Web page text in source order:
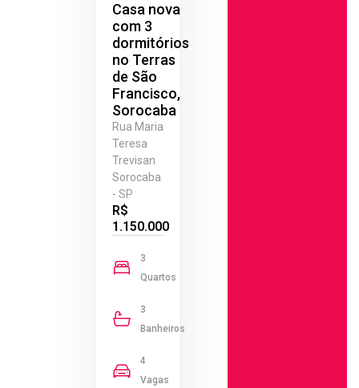
Casa nova
com 3
dormitórios
no Terras
de São
Francisco,
Sorocaba
Rua Maria
Teresa
Trevisan
Sorocaba
- SP
R$
1.150.000
3
Quartos
3
Banheiros
4
Vagas